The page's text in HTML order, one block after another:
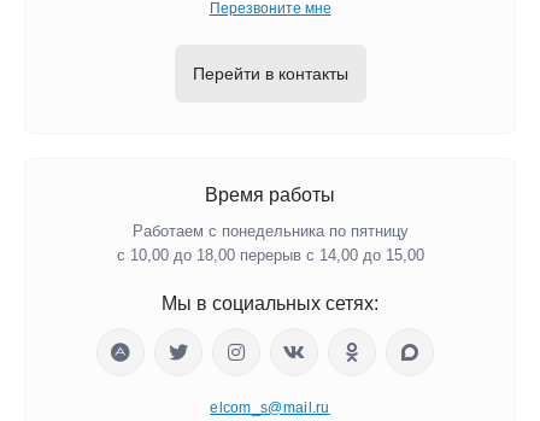
Перезвоните мне
Перейти в контакты
Время работы
Работаем с понедельника по пятницу
с 10,00 до 18,00 перерыв с 14,00 до 15,00
Мы в социальных сетях:
elcom_s@mail.ru